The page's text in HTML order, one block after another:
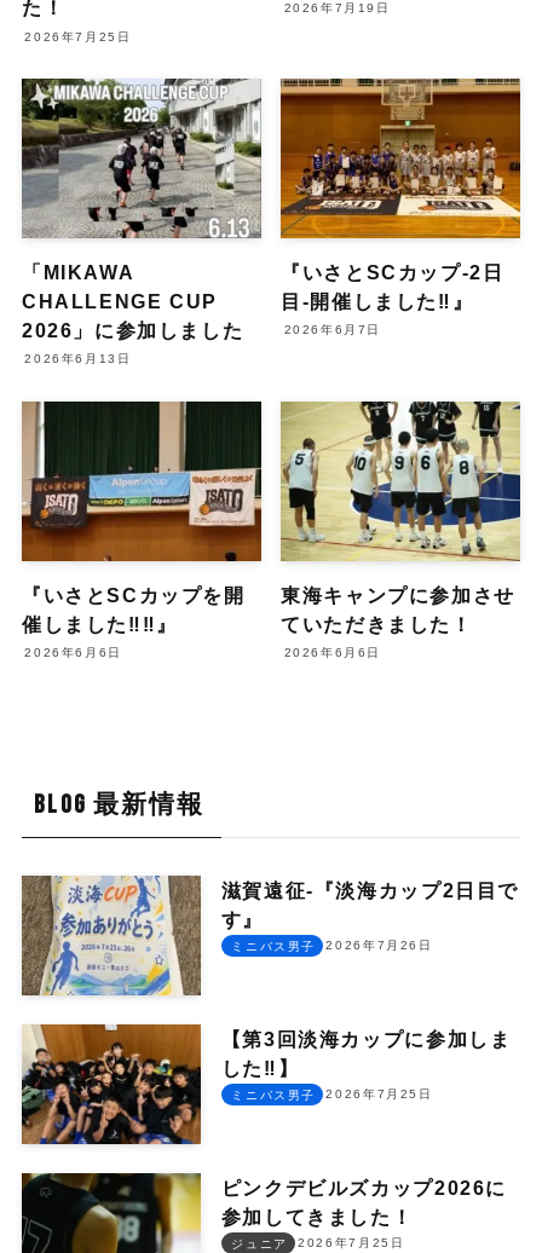
た！
2026年7月25日
2026年7月19日
「MIKAWA
CHALLENGE CUP
2026」に参加しました
2026年6月13日
『いさとSCカップ-2日
目-開催しました‼︎』
2026年6月7日
『いさとSCカップを開
催しました‼︎‼︎』
2026年6月6日
東海キャンプに参加させ
ていただきました！
2026年6月6日
BLOG 最新情報
滋賀遠征-『淡海カップ2日目で
す』
2026年7月26日
ミニバス男子
【第3回淡海カップに参加しま
した‼︎】
2026年7月25日
ミニバス男子
ピンクデビルズカップ2026に
参加してきました！
2026年7月25日
ジュニア